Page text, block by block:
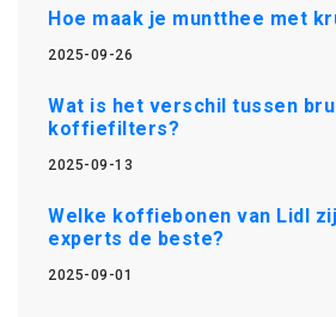
Hoe maak je muntthee met
2025-09-26
Wat is het verschil tussen
koffiefilters?
2025-09-13
Welke koffiebonen van Lidl
experts de beste?
2025-09-01